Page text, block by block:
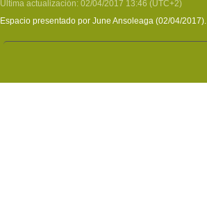
Última actualización: 02/04/2017 13:46 (UTC+2)
Espacio presentado por June Ansoleaga (02/04/2017).